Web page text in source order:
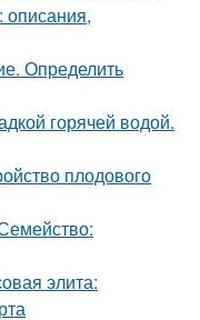
описания,
Определить
горячей водой.
плодового
элита: